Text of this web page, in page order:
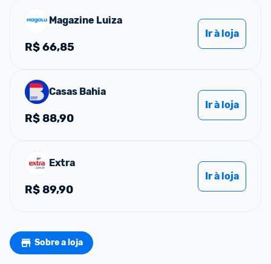
Magazine Luiza
R$66,85
Ir à loja
Casas Bahia
R$88,90
Ir à loja
Extra
R$89,90
Ir à loja
Sobre a loja